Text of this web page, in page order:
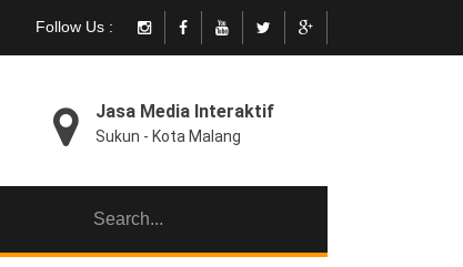
Follow Us :
Jasa Media Interaktif
Sukun - Kota Malang